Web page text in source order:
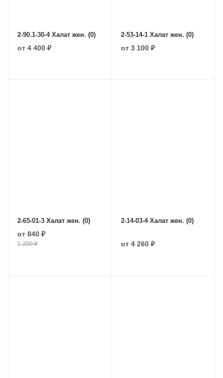
2-90.1-30-4 Халат жен. (0)
от 4 400 ₽
2-53-14-1 Халат жен. (0)
от 3 100 ₽
2-65-01-3 Халат жен. (0)
от 840 ₽
1 200 ₽
2-14-03-4 Халат жен. (0)
от 4 260 ₽